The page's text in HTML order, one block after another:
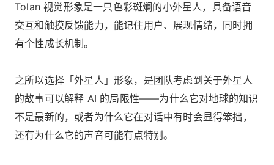
Tolan 视觉形象是一只色彩斑斓的小外星人，具备语音
交互和触摸反馈能力，能记住用户、展现情绪，同时拥
有个性成长机制。
之所以选择「外星人」形象，是团队考虑到关于外星人
的故事可以解释 AI 的局限性——为什么它对地球的知识
不是最新的，或者为什么它在对话中有时会显得笨拙，
还有为什么它的声音可能有点特别。